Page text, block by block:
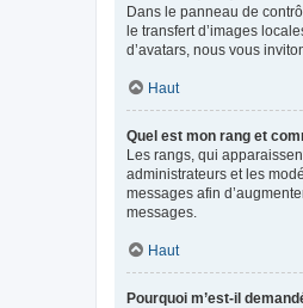
Dans le panneau de
le transfert d’images
d’avatars, nous vous
Haut
Quel est mon rang et
Les rangs, qui
administrateurs et les
messages afin
messages.
Haut
Pourquoi m’est-il